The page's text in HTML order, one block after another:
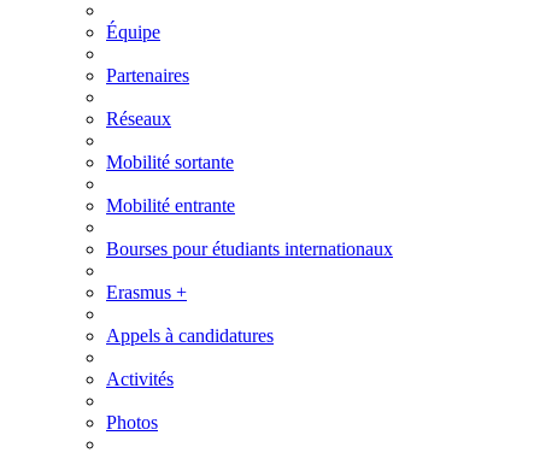
Équipe
Partenaires
Réseaux
Mobilité sortante
Mobilité entrante
Bourses pour étudiants internationaux
Erasmus +
Appels à candidatures
Activités
Photos